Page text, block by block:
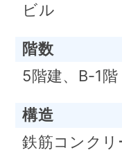
ビル
階数
5階建、B-1階
構造
鉄筋コンクリ